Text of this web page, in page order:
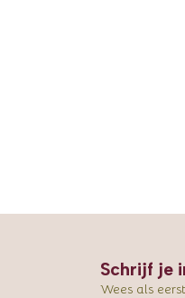
Schrijf je
Wees als